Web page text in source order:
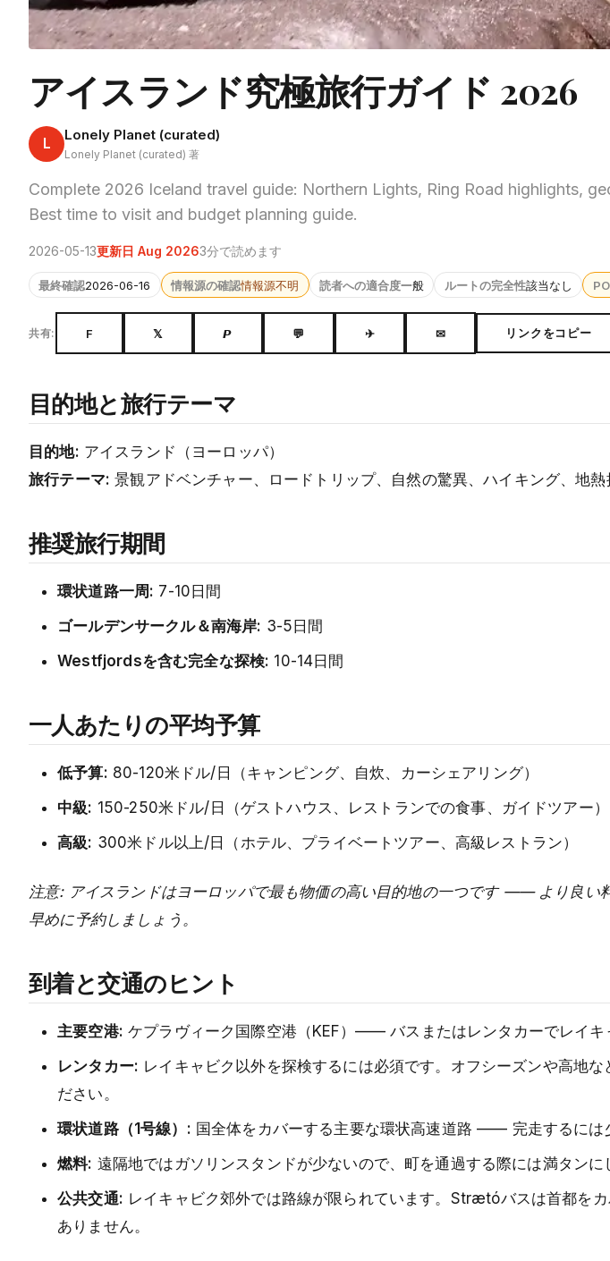
アイスランド究極旅行ガイド 2026
L Lonely Planet (curated)
Lonely Planet (curated) 著
Complete 2026 Iceland travel guide: Northern Lights, Ring Road highlights,
Best time to visit and budget planning guide.
2026-05-13更新日 Aug 20263分で読めます
最終確認2026-06-16 情報源の確認情報源不明 読者への適合度一般 ルートの完全性該当なし
共有: F 𝕏 𝙋 💬 ✈ ✉ リンクをコピー
目的地と旅行テーマ
目的地: アイスランド（ヨーロッパ）
旅行テーマ: 景観アドベンチャー、ロードトリップ、自然の驚異、ハイキング、地熱
推奨旅行期間
環状道路一周: 7-10日間
ゴールデンサークル＆南海岸: 3-5日間
Westfjordsを含む完全な探検: 10-14日間
一人あたりの平均予算
低予算: 80-120米ドル/日（キャンピング、自炊、カーシェアリング）
中級: 150-250米ドル/日（ゲストハウス、レストランでの食事、ガイドツアー）
高級: 300米ドル以上/日（ホテル、プライベートツアー、高級レストラン）
注意: アイスランドはヨーロッパで最も物価の高い目的地の一つです —— より良い
早めに予約しましょう。
到着と交通のヒント
主要空港: ケプラヴィーク国際空港（KEF）—— バスまたはレンタカーでレイ
レンタカー: レイキャビク以外を探検するには必須です。オフシーズンや高地
ださい。
環状道路（1号線）: 国全体をカバーする主要な環状高速道路 —— 完走するには
燃料: 遠隔地ではガソリンスタンドが少ないので、町を通過する際には満タンに
公共交通: レイキャビク郊外では路線が限られています。Strætóバスは首都を
ありません。